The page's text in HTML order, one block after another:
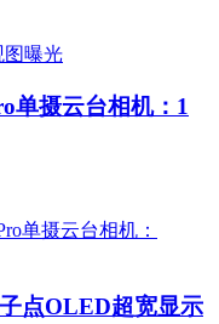
单摄云台相机：1
点OLED超宽显示